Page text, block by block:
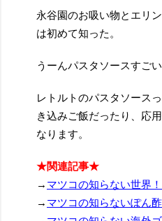
永谷園のお吸い物とエリ
は初めて知った。
うーんパスタソースすご
レトルトのパスタソース
き込みご飯だったり、応
なります。
★関連記事★
→ マツコの知らない世界
→ マツコの知らないぽん